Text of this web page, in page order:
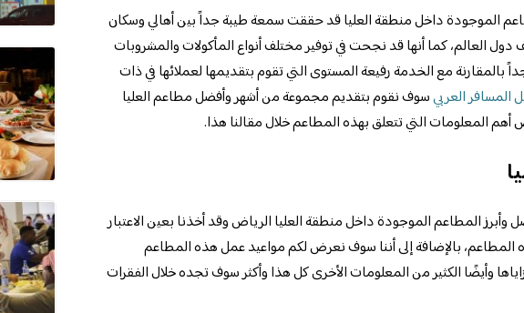
الموجودة داخل منطقة العليا قد حققت سمعة طيبة جداً بين أهالي وسكان
العالم، كما أنها قد نجحت في توفير مختلف أنواع المأكولات والمشروبات
بالمقارنة مع الخدمة رفيعة المستوى التي تقوم بتقديمها لعملائها في ذات
المسافر العربيسوف نقوم بتقديم مجموعة من أشهر وأفضل مطاعم العليا
المعلومات التي تتعلق بهذه المطاعم خلال مقالنا هذا.
المطاعم الموجودة داخل منطقة العليا الرياض وقد أخذنا بعين الاعتبار
المطاعم، بالإضافة إلى أننا سوف نعرض لكم مواعيد عمل هذه المطاعم
وأيضًا الكثير من المعلومات الأخرى كل هذا وأكثر سوف تجده خلال الفقرات